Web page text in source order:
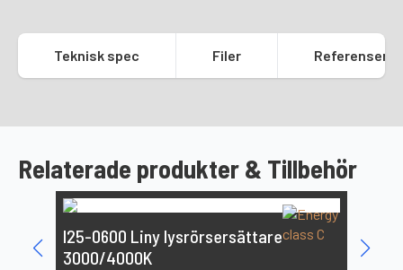
Teknisk spec Filer Referenser
Relaterade produkter & Tillbehör
I25-0600 Liny lysrörsersättare
3000/4000K